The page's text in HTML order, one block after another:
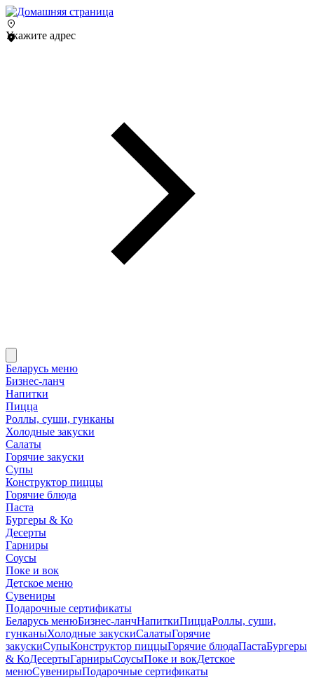
Укажите адрес
Беларусь меню
Бизнес-ланч
Напитки
Пицца
Роллы, суши, гунканы
Холодные закуски
Салаты
Горячие закуски
Супы
Конструктор пиццы
Горячие блюда
Паста
Бургеры & Ко
Десерты
Гарниры
Соусы
Поке и вок
Детское меню
Сувениры
Подарочные сертификаты
Беларусь менюБизнес-ланчНапиткиПиццаРоллы, суши,
гунканыХолодные закускиСалатыГорячие
закускиСупыКонструктор пиццыГорячие блюдаПастаБургеры
& КоДесертыГарнирыСоусыПоке и вокДетское
менюСувенирыПодарочные сертификаты